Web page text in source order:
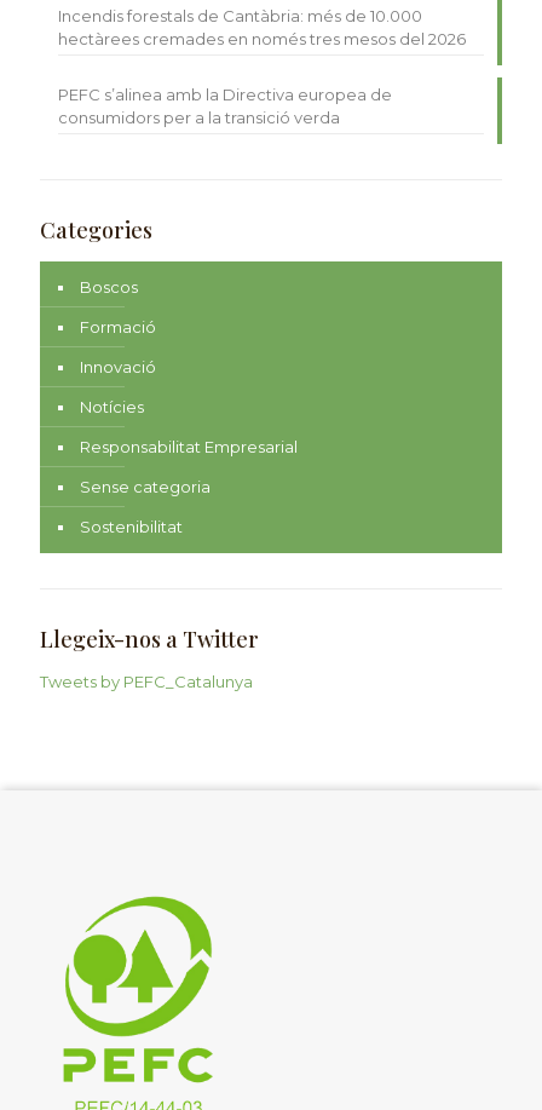
Incendis forestals de Cantàbria: més de 10.000
hectàrees cremades en només tres mesos del 2026
PEFC s’alinea amb la Directiva europea de
consumidors per a la transició verda
Categories
Boscos
Formació
Innovació
Notícies
Responsabilitat Empresarial
Sense categoria
Sostenibilitat
Llegeix-nos a Twitter
Tweets by PEFC_Catalunya